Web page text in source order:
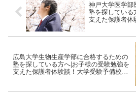
神戸大学医学部
塾を探している
支えた保護者体
広島大学生物生産学部に合格するための
塾を探している方へ|お子様の受験勉強を
支えた保護者体験談！大学受験予備校四